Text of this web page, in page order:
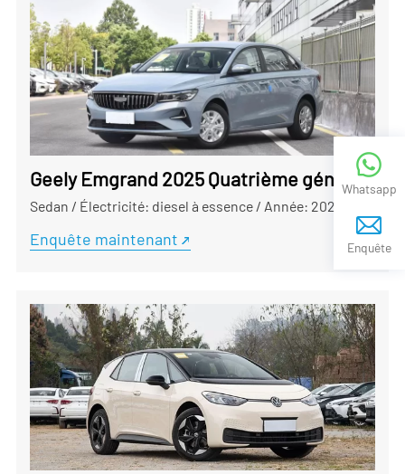
Geely Emgrand 2025 Quatrième
Sedan / Électricité: diesel à essence/ Année: 2024.07
Enquête maintenant
Whatsapp
Enquête